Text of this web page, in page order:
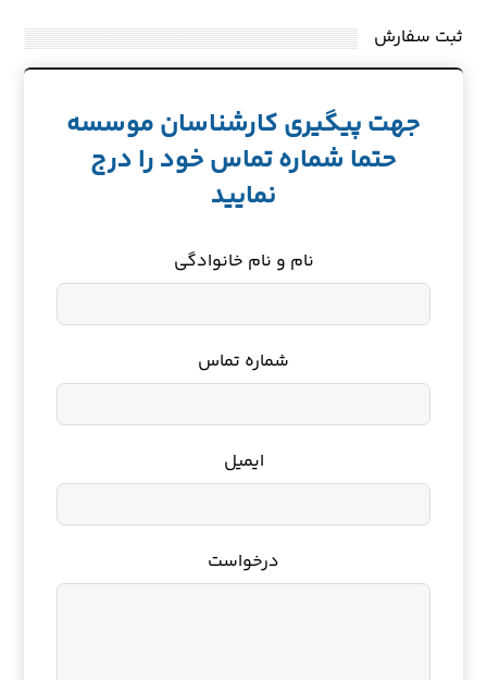
ثبت سفارش
جهت پیگیری کارشناسان موسسه
حتما شماره تماس خود را درج
نمایید
نام و نام خانوادگی
شماره تماس
ایمیل
درخواست